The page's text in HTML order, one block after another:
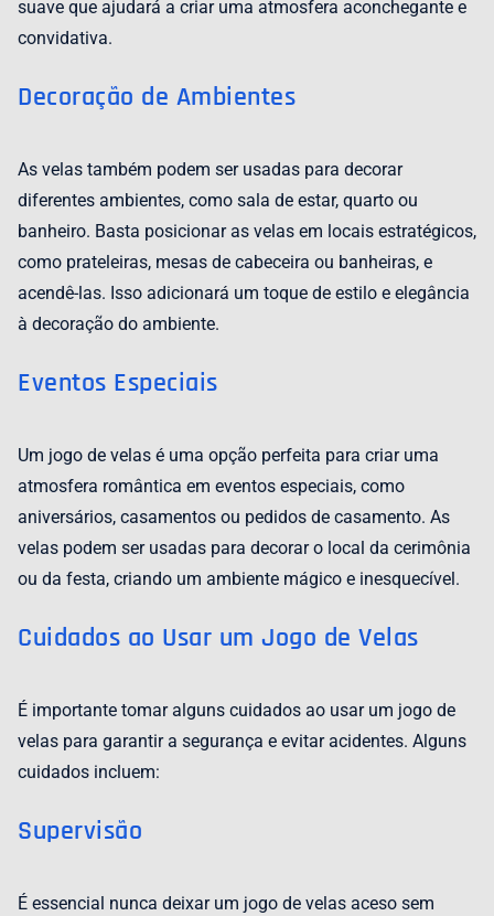
suave que ajudará a criar uma atmosfera aconchegante e
convidativa.
Decoração de Ambientes
As velas também podem ser usadas para decorar
diferentes ambientes, como sala de estar, quarto ou
banheiro. Basta posicionar as velas em locais estratégicos,
como prateleiras, mesas de cabeceira ou banheiras, e
acendê-las. Isso adicionará um toque de estilo e elegância
à decoração do ambiente.
Eventos Especiais
Um jogo de velas é uma opção perfeita para criar uma
atmosfera romântica em eventos especiais, como
aniversários, casamentos ou pedidos de casamento. As
velas podem ser usadas para decorar o local da cerimônia
ou da festa, criando um ambiente mágico e inesquecível.
Cuidados ao Usar um Jogo de Velas
É importante tomar alguns cuidados ao usar um jogo de
velas para garantir a segurança e evitar acidentes. Alguns
cuidados incluem:
Supervisão
É essencial nunca deixar um jogo de velas aceso sem